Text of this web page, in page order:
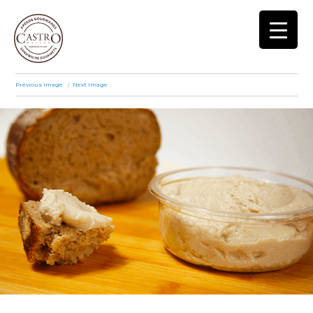
Maison Castro
Previous Image Next Image